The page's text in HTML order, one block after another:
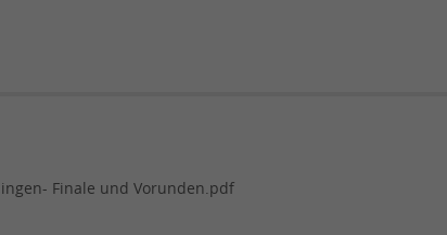
Finale und Vorunden.pdf